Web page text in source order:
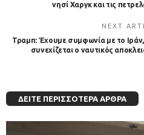
νησί Χαργκ και τις
NEXT
Τραμπ: Έχουμε συμφωνία με το
συνεχίζεται ο ναυτικός
ΔΕΊΤΕ ΠΕΡΙΣΣΌΤΕΡΑ ΆΡΘΡΑ